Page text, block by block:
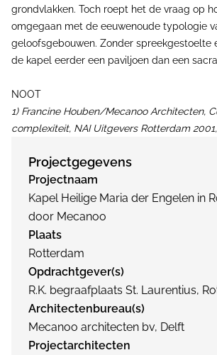
grondvlakken. Toch roept het de vraag op
omgegaan met de eeuwenoude typologie
geloofsgebouwen. Zonder spreekgestoelte
de kapel eerder een paviljoen dan een
NOOT
1) Francine Houben/Mecanoo Architecten,
complexiteit, NAI Uitgevers Rotterdam
Projectgegevens
Projectnaam
Kapel Heilige Maria der Engelen in
door Mecanoo
Plaats
Rotterdam
Opdrachtgever(s)
R.K. begraafplaats St. Laurentius,
Architectenbureau(s)
Mecanoo architecten bv, Delft
Projectarchitecten